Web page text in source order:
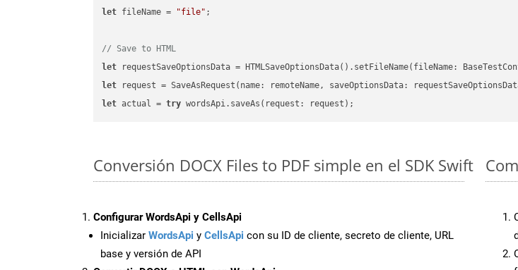
let fileName = "file" ;
// Save to HTML
let requestSaveOptionsData = HTMLSaveOptionsData().setFileName(fileName:
let request = SaveAsRequest(name: remoteName, saveOptionsData:
let actual = try
Conversión DOCX Files to PDF simple en el SDK Swift
Configurar WordsApi y CellsApi
Inicializar WordsApi y CellsApi con su ID de cliente, secreto de cliente, URL
base y versión de API